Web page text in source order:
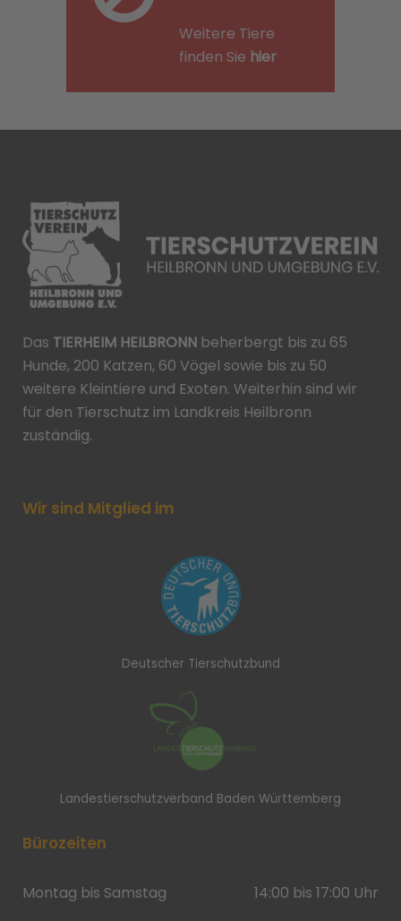
Weitere Tiere
finden Sie hier
Das TIERHEIM HEILBRONN beherbergt bis zu 65
Hunde, 200 Katzen, 60 Vögel sowie bis zu 50
weitere Kleintiere und Exoten. Weiterhin sind wir
für den Tierschutz im Landkreis Heilbronn
zuständig.
Wir sind Mitglied im
Deutscher Tierschutzbund
Landestierschutzverband Baden Württemberg
Bürozeiten
Montag bis Samstag
14:00 bis 17:00 Uhr